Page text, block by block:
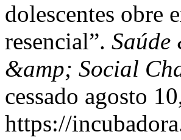
dolescentes obre
resencial”.
&amp; Social
cessado agosto
https://